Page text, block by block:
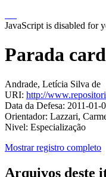
JavaScript is disabled for
Parada
Andrade, Letícia Silva de
URI: http://
Data da Defesa: 2011-01-
Orientador: Lazzari,
Nivel: Especialização
Mostrar registro completo
Arquivos deste